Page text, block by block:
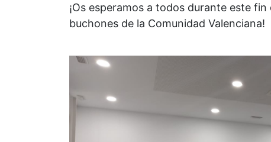
¡Os esperamos a todos durante este
buchones de la Comunidad Valenciana!